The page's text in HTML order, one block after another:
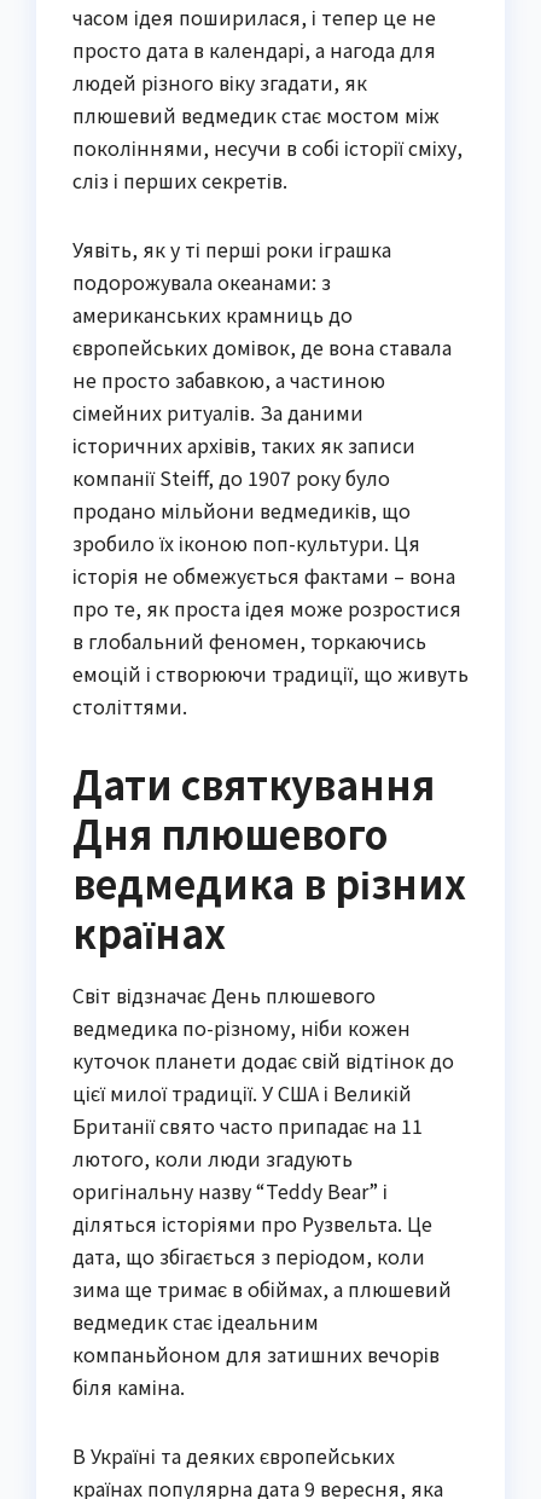
часом ідея поширилася, і тепер це не
просто дата в календарі, а нагода для
людей різного віку згадати, як
плюшевий ведмедик стає мостом між
поколіннями, несучи в собі історії сміху,
сліз і перших секретів.
Уявіть, як у ті перші роки іграшка
подорожувала океанами: з
американських крамниць до
європейських домівок, де вона ставала
не просто забавкою, а частиною
сімейних ритуалів. За даними
історичних архівів, таких як записи
компанії Steiff, до 1907 року було
продано мільйони ведмедиків, що
зробило їх іконою поп-культури. Ця
історія не обмежується фактами – вона
про те, як проста ідея може розростися
в глобальний феномен, торкаючись
емоцій і створюючи традиції, що живуть
століттями.
Дати святкування
Дня плюшевого
ведмедика в різних
країнах
Світ відзначає День плюшевого
ведмедика по-різному, ніби кожен
куточок планети додає свій відтінок до
цієї милої традиції. У США і Великій
Британії свято часто припадає на 11
лютого, коли люди згадують
оригінальну назву “Teddy Bear” і
діляться історіями про Рузвельта. Це
дата, що збігається з періодом, коли
зима ще тримає в обіймах, а плюшевий
ведмедик стає ідеальним
компаньйоном для затишних вечорів
біля каміна.
В Україні та деяких європейських
країнах популярна дата 9 вересня, яка